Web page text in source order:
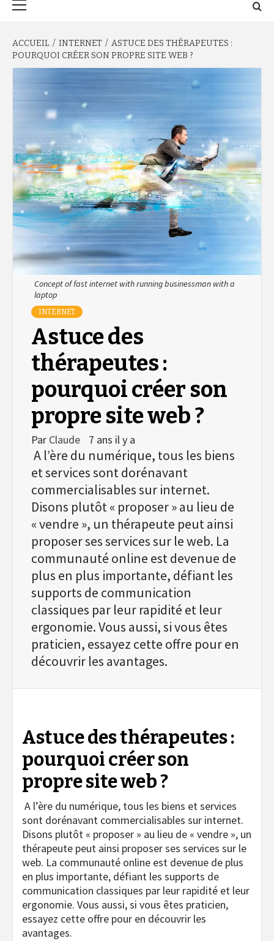
ACCUEIL INTERNET
ASTUCE DES THÉRAPEUTES :
POURQUOI CRÉER SON PROPRE SITE WEB ?
Concept of fast internet with running businessman with a
laptop
INTERNET
Astuce des
thérapeutes :
pourquoi créer son
propre site web ?
Par Claude 7 ans il y a
A l’ère du numérique, tous les biens
et services sont dorénavant
commercialisables sur internet.
Disons plutôt « proposer » au lieu de
« vendre », un thérapeute peut ainsi
proposer ses services sur le web. La
communauté online est devenue de
plus en plus importante, défiant les
supports de communication
classiques par leur rapidité et leur
ergonomie. Vous aussi, si vous êtes
praticien, essayez cette offre pour en
découvrir les avantages.
Astuce des thérapeutes :
pourquoi créer son
propre site web ?
A l’ère du numérique, tous les biens et services
sont dorénavant commercialisables sur internet.
Disons plutôt « proposer » au lieu de « vendre », un
thérapeute peut ainsi proposer ses services sur le
web. La communauté online est devenue de plus
en plus importante, défiant les supports de
communication classiques par leur rapidité et leur
ergonomie. Vous aussi, si vous êtes praticien,
essayez cette offre pour en découvrir les
avantages.